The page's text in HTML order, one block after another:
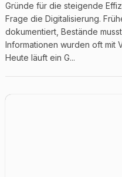
Gründe für die steigende
Frage die Digitalisierung.
dokumentiert, Bestände
Informationen wurden oft mit
Heute läuft ein G...